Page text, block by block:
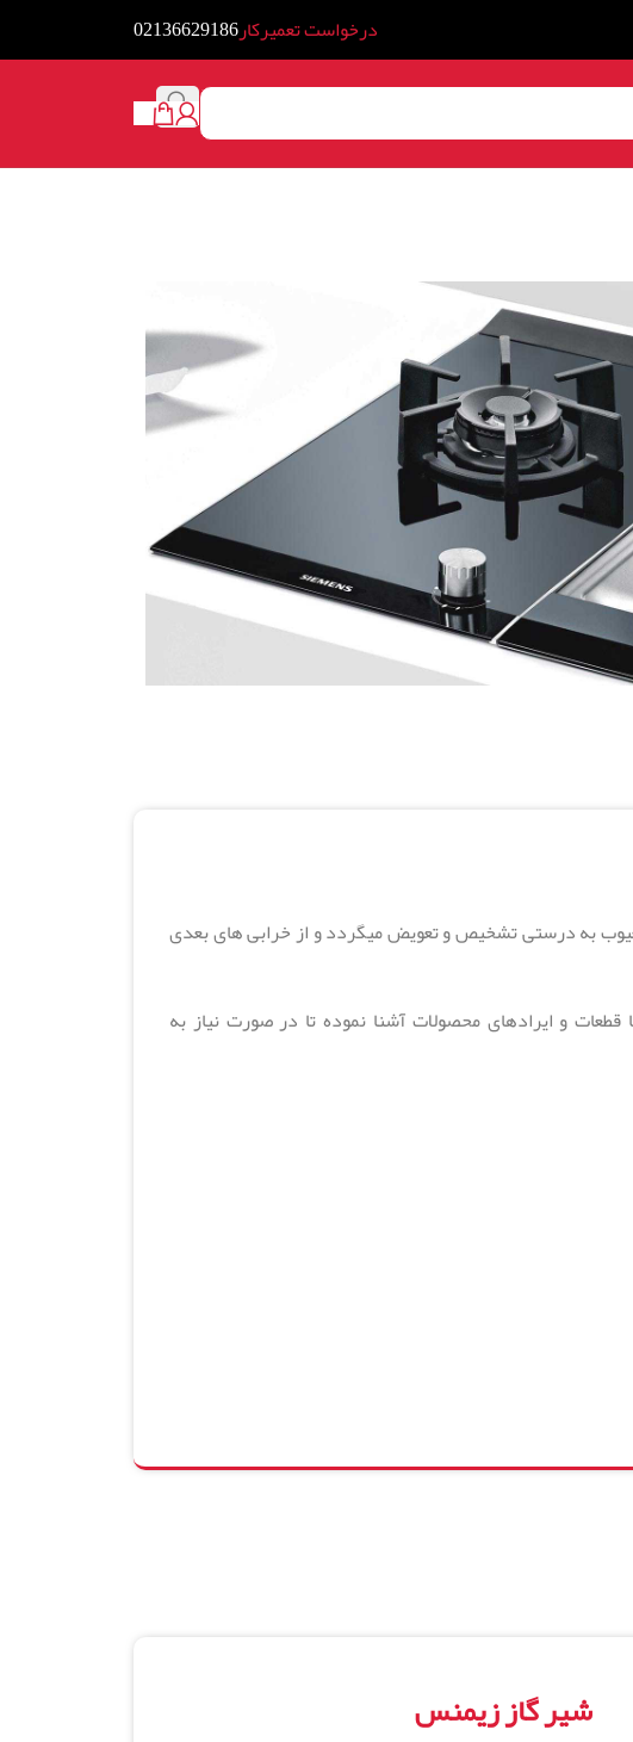
درخواست تعمیرکار02136629186
به درستی تشخیص و تعویض میگردد و از خرابی های بعدی
و ایرادهای محصولات آشنا نموده تا در صورت نیاز به
شیر گاز زیمنس